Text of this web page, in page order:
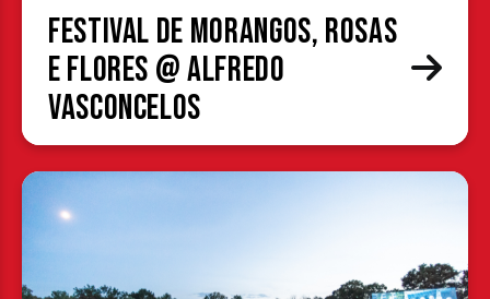
Festival de Morangos, Rosas
e Flores @ Alfredo
Vasconcelos